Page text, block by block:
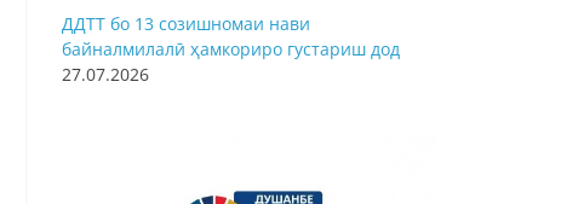
ДДТТ бо 13 созишномаи нави
байналмилалӣ ҳамкориро густариш дод
27.07.2026